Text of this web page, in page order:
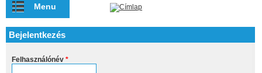
Ugrás a tartalomra
Menu
Bejelentkezés
Felhasználónév *